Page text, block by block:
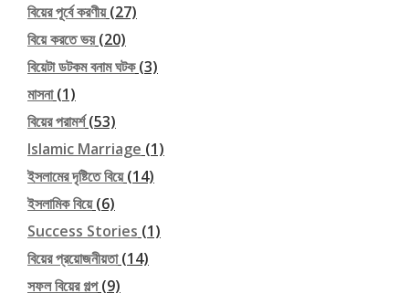
বিয়ের পূর্বে করণীয়(27)
বিয়ে করতে ভয়(20)
বিয়েটা ডটকম বনাম ঘটক(3)
মাসনা(1)
বিয়ের পরামর্শ(53)
Islamic Marriage (1)
ইসলামের দৃষ্টিতে বিয়ে(14)
ইসলামিক বিয়ে(6)
Success Stories (1)
বিয়ের প্রয়োজনীয়তা(14)
সফল বিয়ের গল্প(9)